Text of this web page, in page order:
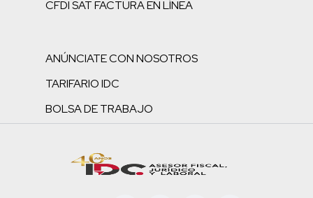
CFDI SAT FACTURA EN LÍNEA
ANÚNCIATE CON NOSOTROS
TARIFARIO IDC
BOLSA DE TRABAJO